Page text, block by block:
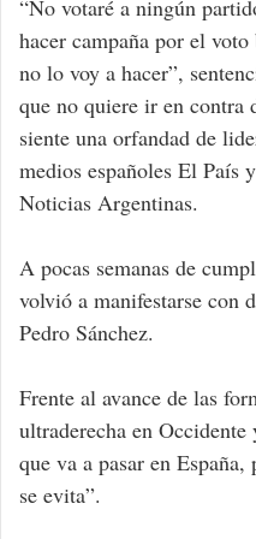
“No votaré a ningún
hacer campaña por el
no lo voy a hacer”,
que no quiere ir en contra
siente una orfandad de
medios españoles El
Noticias Argentinas.
A pocas semanas de
volvió a manifestarse con
Pedro Sánchez.
Frente al avance de las
ultraderecha en
que va a pasar en
se evita”.